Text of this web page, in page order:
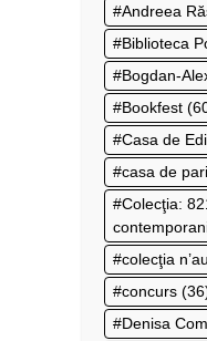
Andreea
Biblioteca
Bogdan-
Bookfest
Casa de
casa de
Colecţia:
colecţia
concurs
Denisa